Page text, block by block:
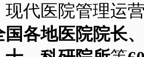
现代医院管理运
国各地医院院长